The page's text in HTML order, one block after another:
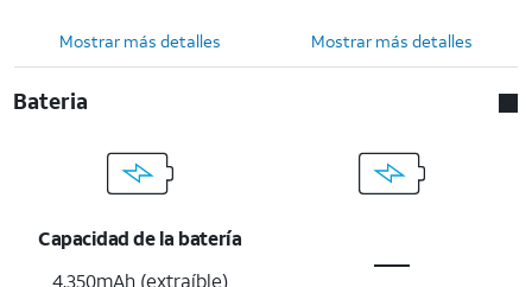
Mostrar más detalles Mostrar más detalles
Bateria
Capacidad de la batería
4,350mAh (extraíble)